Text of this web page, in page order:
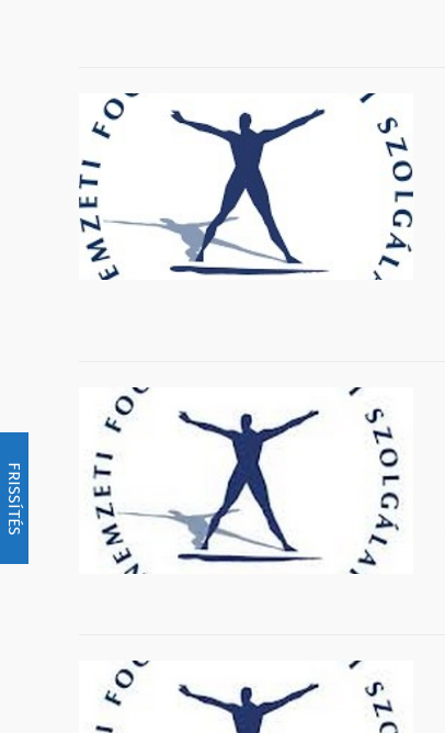
FRISSÍTÉS